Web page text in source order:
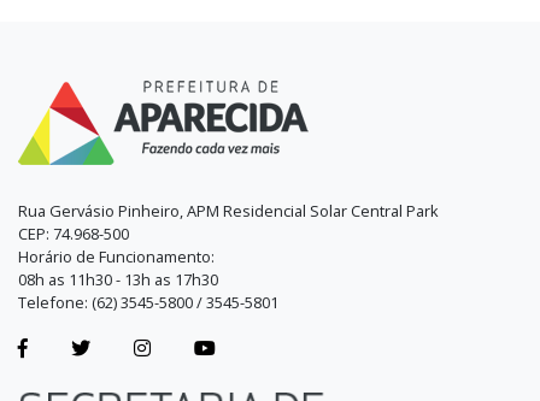
Rua Gervásio Pinheiro, APM Residencial Solar Central Park
CEP: 74.968-500
Horário de Funcionamento:
08h as 11h30 - 13h as 17h30
Telefone: (62) 3545-5800 / 3545-5801